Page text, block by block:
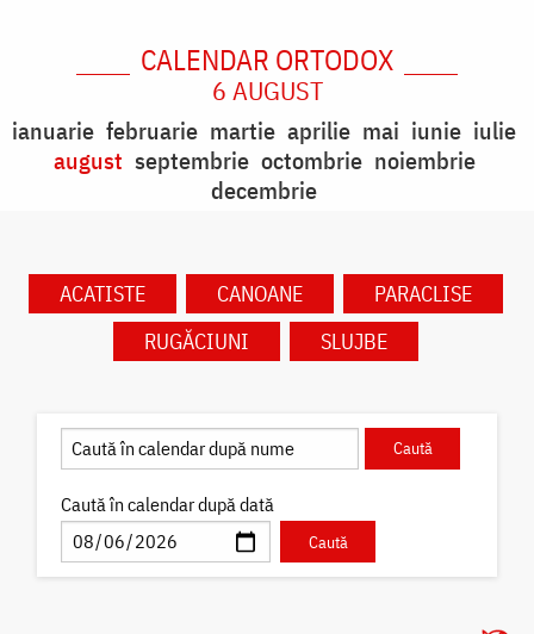
CALENDAR ORTODOX
6 AUGUST
ianuarie februarie martie aprilie mai iunie iulie
august septembrie octombrie noiembrie
decembrie
ACATISTE CANOANE
PARACLISE
RUGĂCIUNI
SLUJBE
Caută în calendar după dată